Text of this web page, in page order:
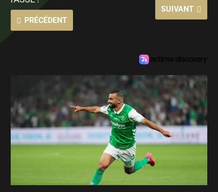
PRÉCÉDENT
SUIVANT